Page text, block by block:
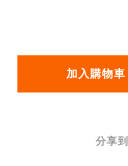
加入購物車
分享到